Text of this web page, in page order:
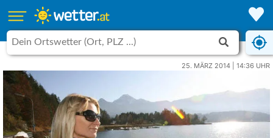
25. MÄRZ 2014 | 14:36 UHR